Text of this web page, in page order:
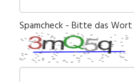
Spamcheck - Bitte das Wort